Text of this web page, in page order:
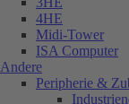
4HE
Midi-Tower
ISA Computer
Andere
Peripherie &